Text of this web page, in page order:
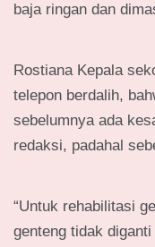
baja ringan dan
Rostiana Kepala
telepon berdalih,
sebelumnya ada
redaksi, padahal
“Untuk rehabilitasi
genteng tidak